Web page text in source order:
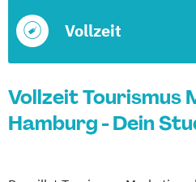
Vollzeit
Vollzeit Tourismus
Hamburg - Dein